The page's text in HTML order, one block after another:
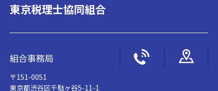
東京税理士協同組合
組合事務局
〒151-0051
東京都渋谷区千駄ヶ谷5-11-1